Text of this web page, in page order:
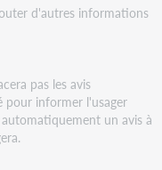
d'autres informations
pas les avis
pour informer l'usager
un avis à